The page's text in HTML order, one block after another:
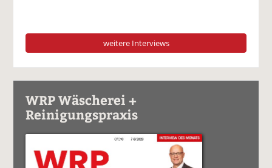
weitere Interviews
WRP Wäscherei +
Reinigungspraxis